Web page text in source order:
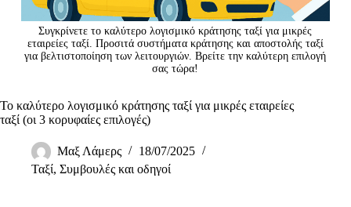
Συγκρίνετε το καλύτερο λογισμικό κράτησης ταξί για μικρές
εταιρείες ταξί. Προσιτά συστήματα κράτησης και αποστολής ταξί
για βελτιστοποίηση των λειτουργιών. Βρείτε την καλύτερη επιλογή
σας τώρα!
Το καλύτερο λογισμικό κράτησης ταξί για μικρές εταιρείες
ταξί (οι 3 κορυφαίες επιλογές)
Μαξ Λάμερς
18/07/2025
Ταξί, Συμβουλές και οδηγοί